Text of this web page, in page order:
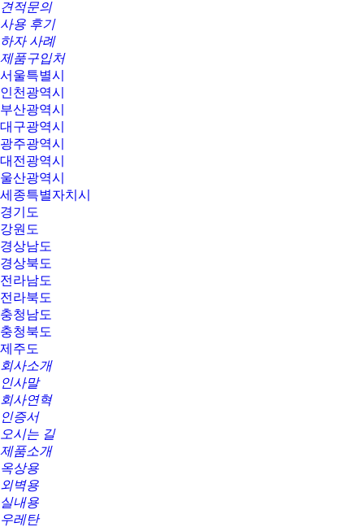
견적문의
사용 후기
하자 사례
제품구입처
서울특별시
인천광역시
부산광역시
대구광역시
광주광역시
대전광역시
울산광역시
세종특별자치시
경기도
강원도
경상남도
경상북도
전라남도
전라북도
충청남도
충청북도
제주도
회사소개
인사말
회사연혁
인증서
오시는 길
제품소개
옥상용
외벽용
실내용
우레탄